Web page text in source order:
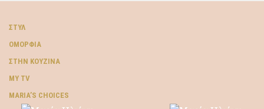
ΣΤΥΛ
ΟΜΟΡΦΙΆ
ΣΤΗΝ ΚΟΥΖΊΝΑ
MY TV
ΜARIA’S CHOICES